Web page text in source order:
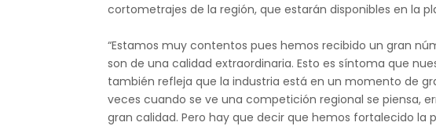
cortometrajes de la región, que estarán disponibles en la
“Estamos muy contentos pues hemos recibido un gran
son de una calidad extraordinaria. Esto es síntoma que
también refleja que la industria está en un momento de
veces cuando se ve una competición regional se piensa,
gran calidad. Pero hay que decir que hemos fortalecido la